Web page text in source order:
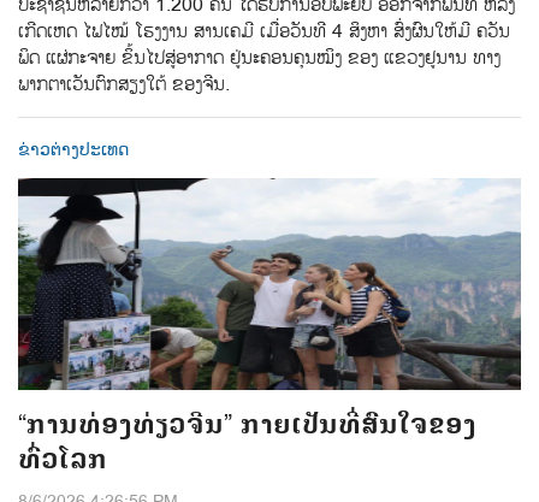
ເກີດເຫດ ໄຟໄໝ້ ໂຮງງານ ສານເຄມີ ເມື່ອວັນທີ 4 ສິງຫາ ສົ່ງຜົນໃຫ້ມີ ຄວັນ
ພິດ ແຜ່ກະຈາຍ ຂິ້ນໄປສູ່ອາກາດ ຢູ່ນະຄອນຄຸນໝິງ ຂອງ ແຂວງຢູນານ ທາງ
ພາກຕາເວັນຕົກສຽງໃຕ້ ຂອງຈີນ.
ຂ່າວຕ່າງປະເທດ
“ການທ່ອງທ່ຽວຈີນ” ກາຍເປັນທີ່ສົນໃຈຂອງ
ທົ່ວໂລກ